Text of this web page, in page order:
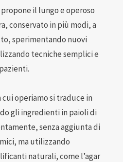
propone il lungo e operoso
conservato in più modi, a
sperimentando nuovi
tecniche semplici e
pazienti.
cui operiamo si traduce in
gli ingredienti in paioli di
senza aggiunta di
ma utilizzando
naturali, come l’agar